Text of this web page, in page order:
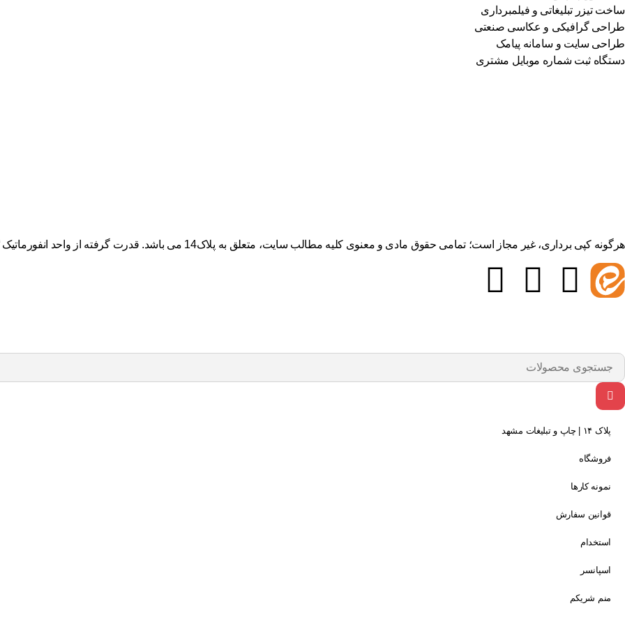
ساخت تیزر تبلیغاتی و فیلمبرداری
طراحی گرافیکی و عکاسی صنعتی
طراحی سایت و سامانه پیامک
دستگاه ثبت شماره موبایل مشتری
هرگونه کپی برداری، غیر مجاز است؛ تمامی حقوق مادی و معنوی کلیه مطالب سایت، متعلق به پلاک14 می باشد. قدرت گرفته از واحد انفورماتیک “پلاک چهارده”
پلاک ۱۴ | چاپ و تبلیغات مشهد
فروشگاه
نمونه کارها
قوانین سفارش
استخدام
اسپانسر
منم شریکم